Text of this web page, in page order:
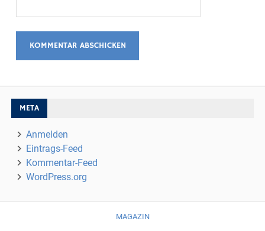
META
Anmelden
Eintrags-Feed
Kommentar-Feed
WordPress.org
MAGAZIN